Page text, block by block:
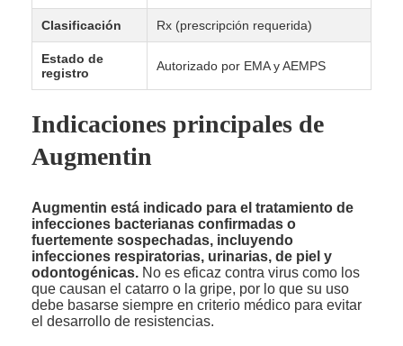
Clasificación Rx (prescripción requerida)
Estado de
registro
Autorizado por EMA y AEMPS
Indicaciones principales de
Augmentin
Augmentin está indicado para el tratamiento de
infecciones bacterianas confirmadas o
fuertemente sospechadas, incluyendo
infecciones respiratorias, urinarias, de piel y
odontogénicas. No es eficaz contra virus como los
que causan el catarro o la gripe, por lo que su uso
debe basarse siempre en criterio médico para evitar
el desarrollo de resistencias.